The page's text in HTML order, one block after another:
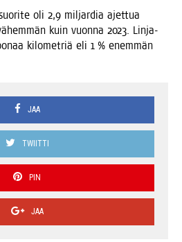
oli 2,9 mil­jar­dia ajet­tua
kuin vuon­na 2023. Lin­ja-
kilo­met­riä eli 1 % enem­män
JAA
TWIITTI
PIN
JAA